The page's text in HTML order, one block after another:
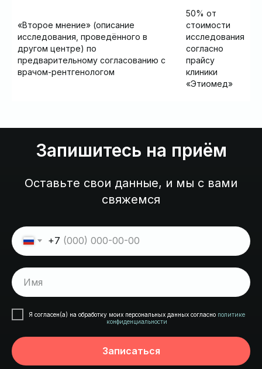
«Второе мнение» (описание
исследования, проведённого в
другом центре) по
предварительному согласованию с
врачом-рентгенологом
50% от
стоимости
исследования
согласно
прайсу
клиники
«Этиомед»
Запишитесь на приём
Оставьте свои данные, и мы с вами
свяжемся
+7
Имя
Я согласен(а) на обработку моих персональных данных согласно политике
конфиденциальности
Записаться